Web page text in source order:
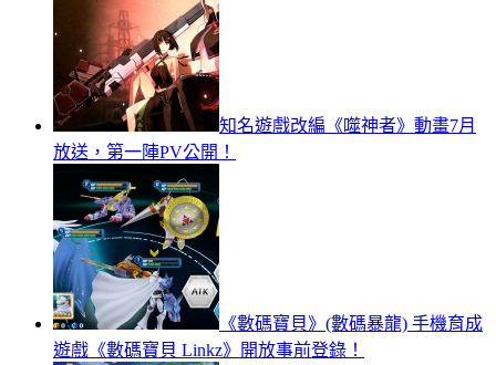
知名遊戲改編《噬神者》動畫7月
放送，第一陣PV公開！
《數碼寶貝》(數碼暴龍) 手機育成
遊戲《數碼寶貝 Linkz》開放事前登錄！